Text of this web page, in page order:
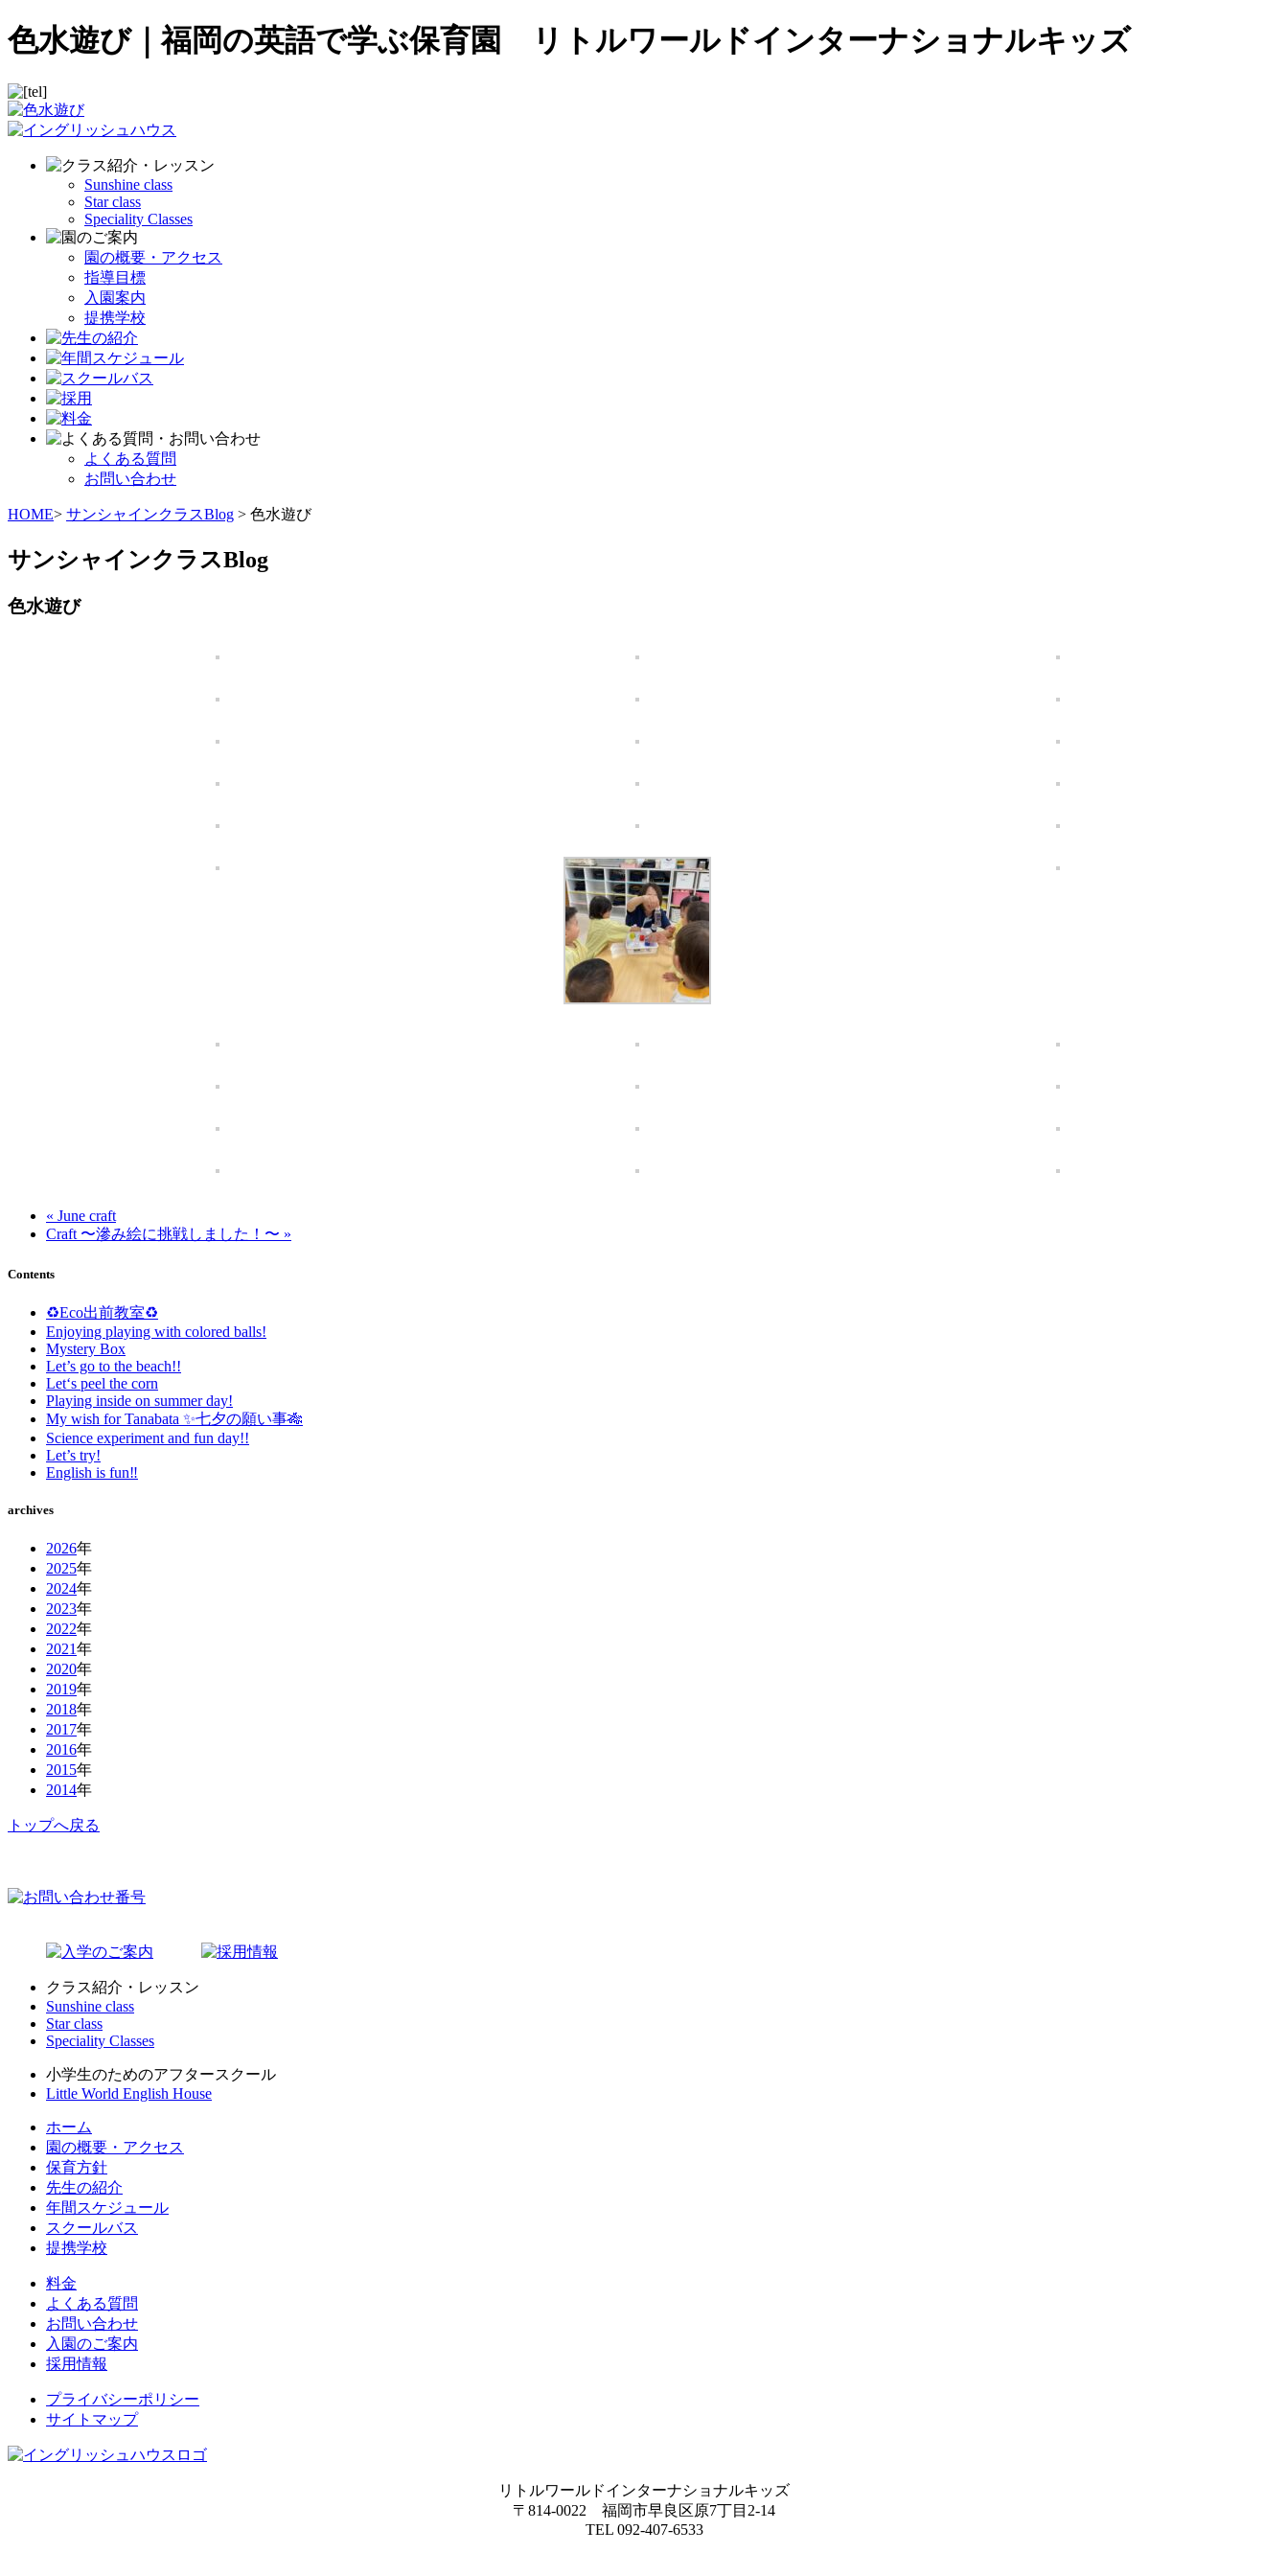
色水遊び｜福岡の英語で学ぶ保育園 リトルワールドインターナショナルキッズ
Sunshine class
Star class
Speciality Classes
園の概要・アクセス
指導目標
入園案内
提携学校
よくある質問
お問い合わせ
HOME> サンシャインクラスBlog > 色水遊び
サンシャインクラスBlog
色水遊び
« June craft
Craft 〜滲み絵に挑戦しました！〜 »
Contents
♻️Eco出前教室♻️
Enjoying playing with colored balls!
Mystery Box
Let’s go to the beach!!
Let‘s peel the corn
Playing inside on summer day!
My wish for Tanabata ✨七夕の願い事🎋
Science experiment and fun day!!
Let’s try!
English is fun‼️
archives
2026年
2025年
2024年
2023年
2022年
2021年
2020年
2019年
2018年
2017年
2016年
2015年
2014年
トップへ戻る
クラス紹介・レッスン
Sunshine class
Star class
Speciality Classes
小学生のためのアフタースクール
Little World English House
ホーム
園の概要・アクセス
保育方針
先生の紹介
年間スケジュール
スクールバス
提携学校
料金
よくある質問
お問い合わせ
入園のご案内
採用情報
プライバシーポリシー
サイトマップ
リトルワールドインターナショナルキッズ
〒814-0022 福岡市早良区原7丁目2-14
TEL 092-407-6533